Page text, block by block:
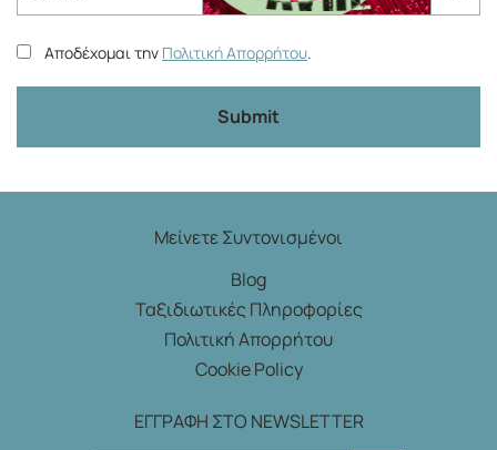
Αποδέχομαι την Πολιτική Απορρήτου.
Submit
Μείνετε Συντονισμένοι
Blog
Ταξιδιωτικές Πληροφορίες
Πολιτική Απορρήτου
Cookie Policy
ΕΓΓΡΑΦΗ ΣΤΟ NEWSLETTER